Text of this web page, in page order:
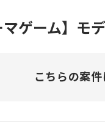
マゲーム】モ
こちらの案